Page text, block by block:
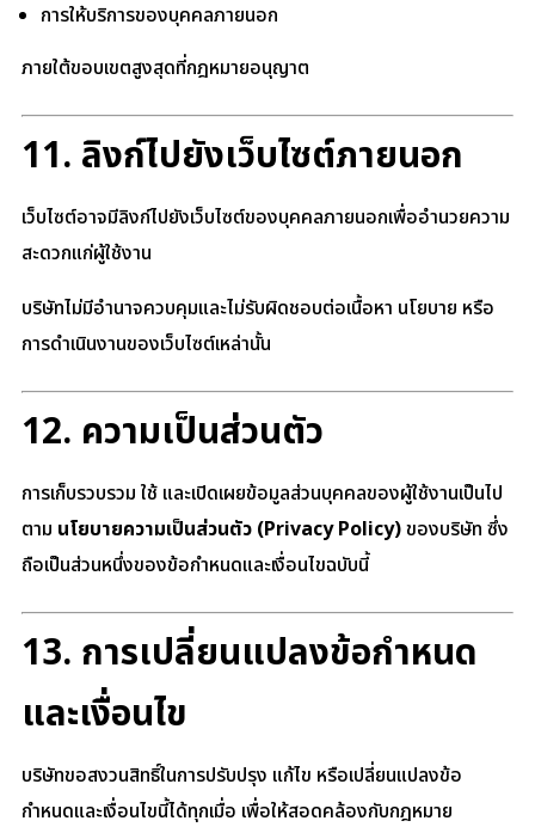
การให้บริการของบุคคลภายนอก
ภายใต้ขอบเขตสูงสุดที่กฎหมายอนุญาต
11. ลิงก์ไปยังเว็บไซต์ภายนอก
เว็บไซต์อาจมีลิงก์ไปยังเว็บไซต์ของบุคคลภายนอกเพื่ออำนวยความ
สะดวกแก่ผู้ใช้งาน
บริษัทไม่มีอำนาจควบคุมและไม่รับผิดชอบต่อเนื้อหา นโยบาย หรือ
การดำเนินงานของเว็บไซต์เหล่านั้น
12. ความเป็นส่วนตัว
การเก็บรวบรวม ใช้ และเปิดเผยข้อมูลส่วนบุคคลของผู้ใช้งานเป็นไป
ตาม นโยบายความเป็นส่วนตัว (Privacy Policy)ของบริษัท ซึ่ง
ถือเป็นส่วนหนึ่งของข้อกำหนดและเงื่อนไขฉบับนี้
13. การเปลี่ยนแปลงข้อกำหนด
และเงื่อนไข
บริษัทขอสงวนสิทธิ์ในการปรับปรุง แก้ไข หรือเปลี่ยนแปลงข้อ
กำหนดและเงื่อนไขนี้ได้ทุกเมื่อ เพื่อให้สอดคล้องกับกฎหมาย